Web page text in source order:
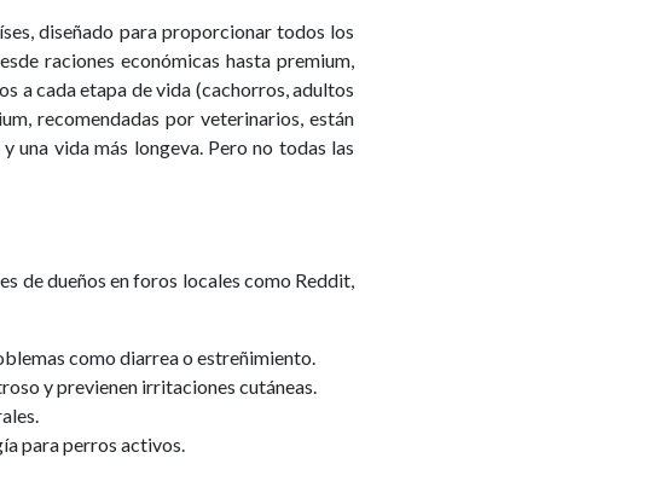
diseñado para proporcionar todos los
raciones económicas hasta premium,
a cada etapa de vida (cachorros, adultos
recomendadas por veterinarios, están
una vida más longeva. Pero no todas las
de dueños en foros locales como Reddit,
como diarrea o estreñimiento.
y previenen irritaciones cutáneas.
para perros activos.